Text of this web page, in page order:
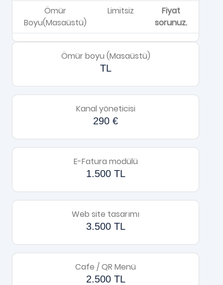
Ömür
Boyu(Masaüstü)
Limitsiz
Fiyat
sorunuz.
Ömür boyu (Masaüstü)
TL
Kanal yöneticisi
290 €
E-Fatura modülü
1.500 TL
Web site tasarımı
3.500 TL
Cafe / QR Menü
2.500 TL